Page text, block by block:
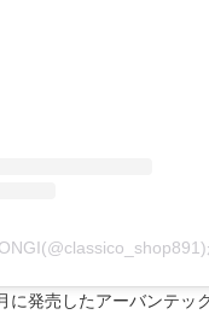
に発売したアーバンテッ